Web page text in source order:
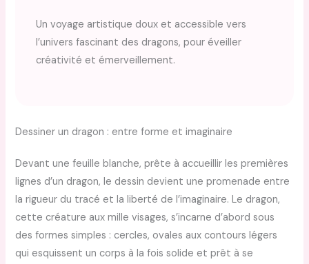
Un voyage artistique doux et accessible vers
l’univers fascinant des dragons, pour éveiller
créativité et émerveillement.
Dessiner un dragon : entre forme et imaginaire
Devant une feuille blanche, prête à accueillir les premières
lignes d’un dragon, le dessin devient une promenade entre
la rigueur du tracé et la liberté de l’imaginaire. Le dragon,
cette créature aux mille visages, s’incarne d’abord sous
des formes simples : cercles, ovales aux contours légers
qui esquissent un corps à la fois solide et prêt à se